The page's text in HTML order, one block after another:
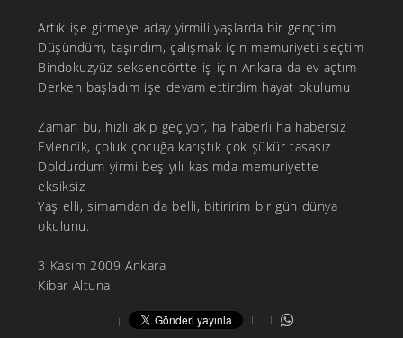
Artık işe girmeye aday yirmili yaşlarda bir gençtim
Düşündüm, taşındım, çalışmak için memuriyeti seçtim
Bindokuzyüz seksendörtte iş için Ankara da ev açtım
Derken başladım işe devam ettirdim hayat okulumu
Zaman bu, hızlı akıp geçiyor, ha haberli ha habersiz
Evlendik, çoluk çocuğa karıştık çok şükür tasasız
Doldurdum yirmi beş yılı kasımda memuriyette
eksiksiz
Yaş elli, simamdan da belli, bitiririm bir gün dünya
okulunu.
3 Kasım 2009 Ankara
Kibar Altunal